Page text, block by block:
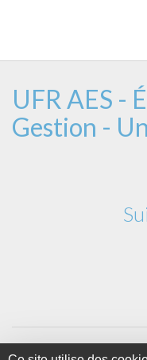
UFR AES -
Gestion -
2 rue de la